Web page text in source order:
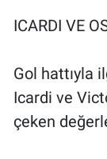
ICARDI VE
Gol hattıyla
Icardi ve
çeken